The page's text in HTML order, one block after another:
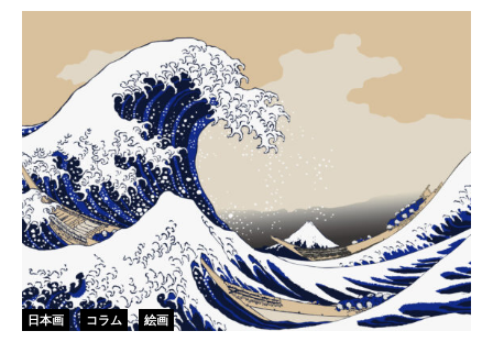
日本画 コラム 絵画